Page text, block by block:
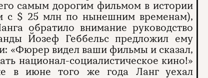
самым дорогим фильмом в истории
с $ 25 млн по нынешним временам),
обратило внимание руководство
Йозеф Геббельс предложил ему
«Фюрер видел ваши фильмы и сказал,
национал-социалистическое кино!»
в июне того же года Ланг уехал